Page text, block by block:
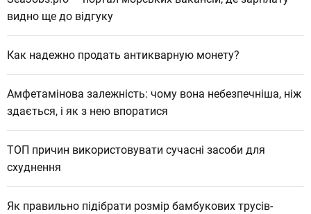
видно ще до відгуку
Как надежно продать антикварную монету?
Амфетамінова залежність: чому вона небезпечніша, ніж
здається, і як з нею впоратися
ТОП причин використовувати сучасні засоби для
схуднення
Як правильно підібрати розмір бамбукових трусів-